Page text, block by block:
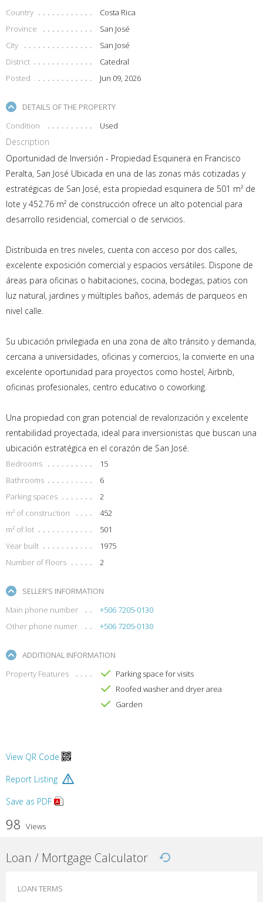
Country
Costa Rica
Province
San José
City
San José
District
Catedral
Posted
Jun 09, 2026
DETAILS OF THE PROPERTY
Condition
Used
Description
Oportunidad de Inversión - Propiedad Esquinera en Francisco
Peralta, San José Ubicada en una de las zonas más cotizadas y
estratégicas de San José, esta propiedad esquinera de 501 m² de
lote y 452.76 m² de construcción ofrece un alto potencial para
desarrollo residencial, comercial o de servicios.
Distribuida en tres niveles, cuenta con acceso por dos calles,
excelente exposición comercial y espacios versátiles. Dispone de
áreas para oficinas o habitaciones, cocina, bodegas, patios con
luz natural, jardines y múltiples baños, además de parqueos en
nivel calle.
Su ubicación privilegiada en una zona de alto tránsito y demanda,
cercana a universidades, oficinas y comercios, la convierte en una
excelente oportunidad para proyectos como hostel, Airbnb,
oficinas profesionales, centro educativo o coworking.
Una propiedad con gran potencial de revalorización y excelente
rentabilidad proyectada, ideal para inversionistas que buscan una
ubicación estratégica en el corazón de San José.
Bedrooms
15
Bathrooms
6
Parking spaces
2
m² of construction
452
m² of lot
501
Year built
1975
Number of Floors
2
SELLER’S INFORMATION
Main phone number
+506 7205-0130
Other phone numer
+506 7205-0130
ADDITIONAL INFORMATION
Property Features
Parking space for visits
Roofed washer and dryer area
Garden
View QR Code
Report Listing
Save as PDF
98 Views
Loan / Mortgage Calculator
LOAN TERMS